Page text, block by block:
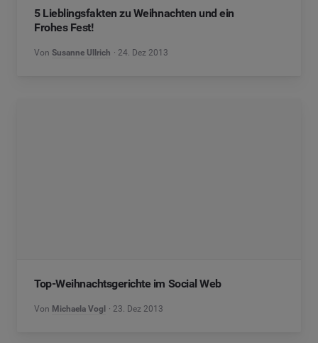
5 Lieblingsfakten zu Weihnachten und ein
Frohes Fest!
Von Susanne Ullrich 24. Dez 2013
Top-Weihnachtsgerichte im Social Web
Von Michaela Vogl 23. Dez 2013